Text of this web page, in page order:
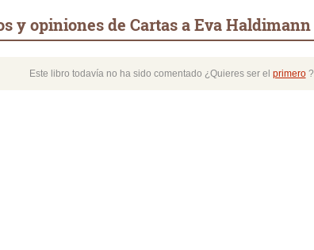
y opiniones de Cartas a Eva Haldimann
Este libro todavía no ha sido comentado ¿Quieres ser el primero?